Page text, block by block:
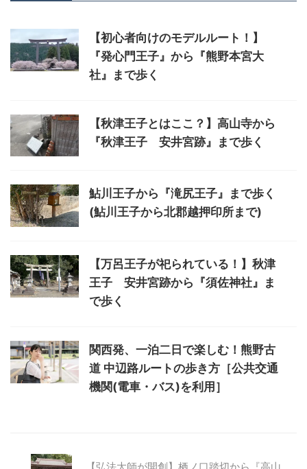
【初心者向けのモデルルート！】
『発心門王子』から『熊野本宮大
社』まで歩く
【秋津王子とはここ？】高山寺から
『秋津王子 安井宮跡』まで歩く
鮎川王子から『滝尻王子』まで歩く
(鮎川王子から北郡越押印所まで)
【万呂王子が祀られている！】秋津
王子 安井宮跡から『須佐神社』ま
で歩く
関西発、一泊二日で楽しむ！熊野古
道 中辺路ルートの歩き方［公共交通
機関(電車・バス)を利用］